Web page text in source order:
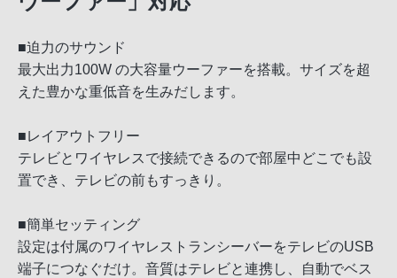
■迫力のサウンド
最大出力100W の大容量ウーファーを搭載。サイズを超
えた豊かな重低音を生みだします。
■レイアウトフリー
テレビとワイヤレスで接続できるので部屋中どこでも設
置でき、テレビの前もすっきり。
■簡単セッティング
設定は付属のワイヤレストランシーバーをテレビのUSB
端子につなぐだけ。音質はテレビと連携し、自動でベス